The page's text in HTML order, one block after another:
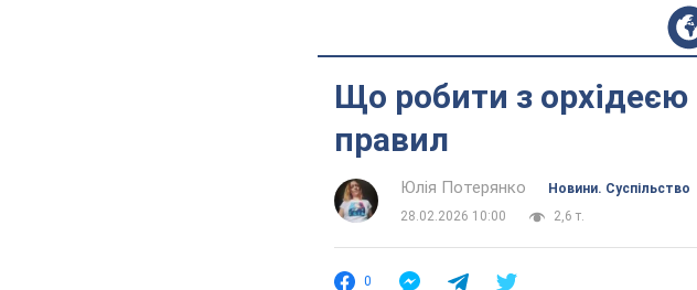
Що робити з орхідеєю
правил
Юлія Потерянко
Новини. Суспільство
28.02.2026 10:00
2,6 т.
0